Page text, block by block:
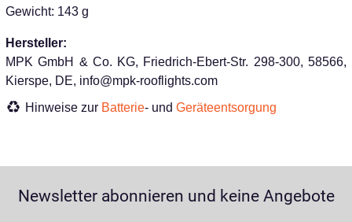
Gewicht: 143 g
Hersteller:
MPK GmbH & Co. KG, Friedrich-Ebert-Str. 298-300, 58566,
Kierspe, DE, info@mpk-rooflights.com
Hinweise zur Batterie- und Geräteentsorgung
Newsletter abonnieren und keine Angebote